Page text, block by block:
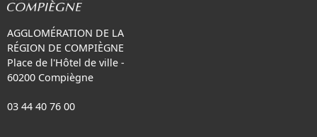
AGGLOMÉRATION DE LA
RÉGION DE COMPIÈGNE
Place de l'Hôtel de ville -
60200 Compiègne
03 44 40 76 00